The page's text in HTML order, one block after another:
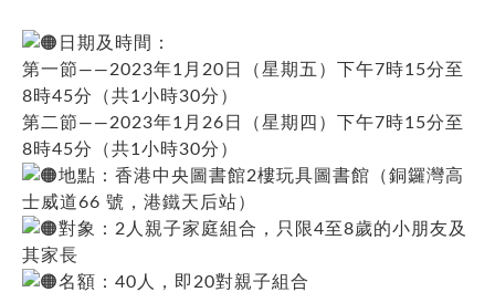
日期及時間：
第一節——2023年1月20日（星期五）下午7時15分至
8時45分（共1小時30分）
第二節——2023年1月26日（星期四）下午7時15分至
8時45分（共1小時30分）
地點：香港中央圖書館2樓玩具圖書館（銅鑼灣高
士威道66 號，港鐵天后站）
對象：2人親子家庭組合，只限4至8歲的小朋友及
其家長
名額：40人，即20對親子組合